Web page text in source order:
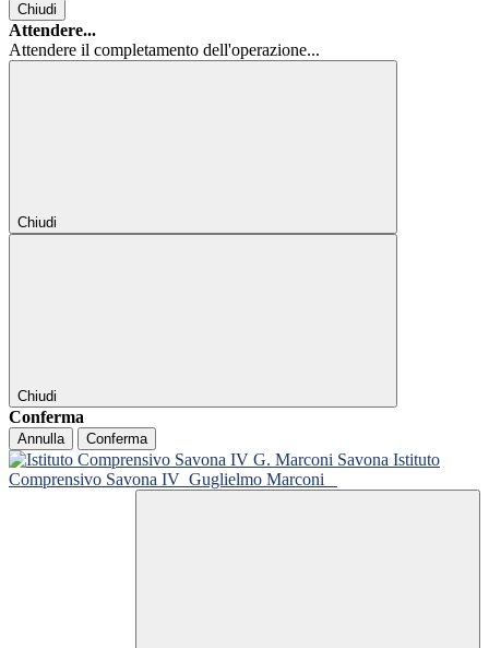
Chiudi
Attendere...
Attendere il completamento dell'operazione...
Chiudi
Chiudi
Conferma
Annulla Conferma
Istituto
Comprensivo Savona IV Guglielmo Marconi